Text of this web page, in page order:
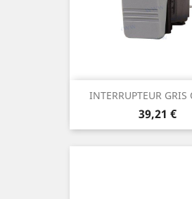
INTERRUPTEUR GRIS
Prix
39,21 €